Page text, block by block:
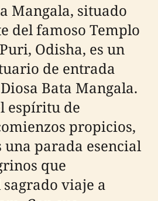
Mangala, situado
del famoso Templo
Odisha, es un
de entrada
Bata Mangala.
espíritu de
propicios,
una parada esencial
que
viaje a